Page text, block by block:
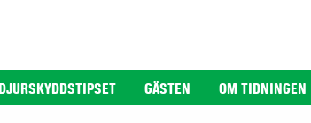
DJURSKYDDSTIPSET GÄSTEN OM TIDNINGEN